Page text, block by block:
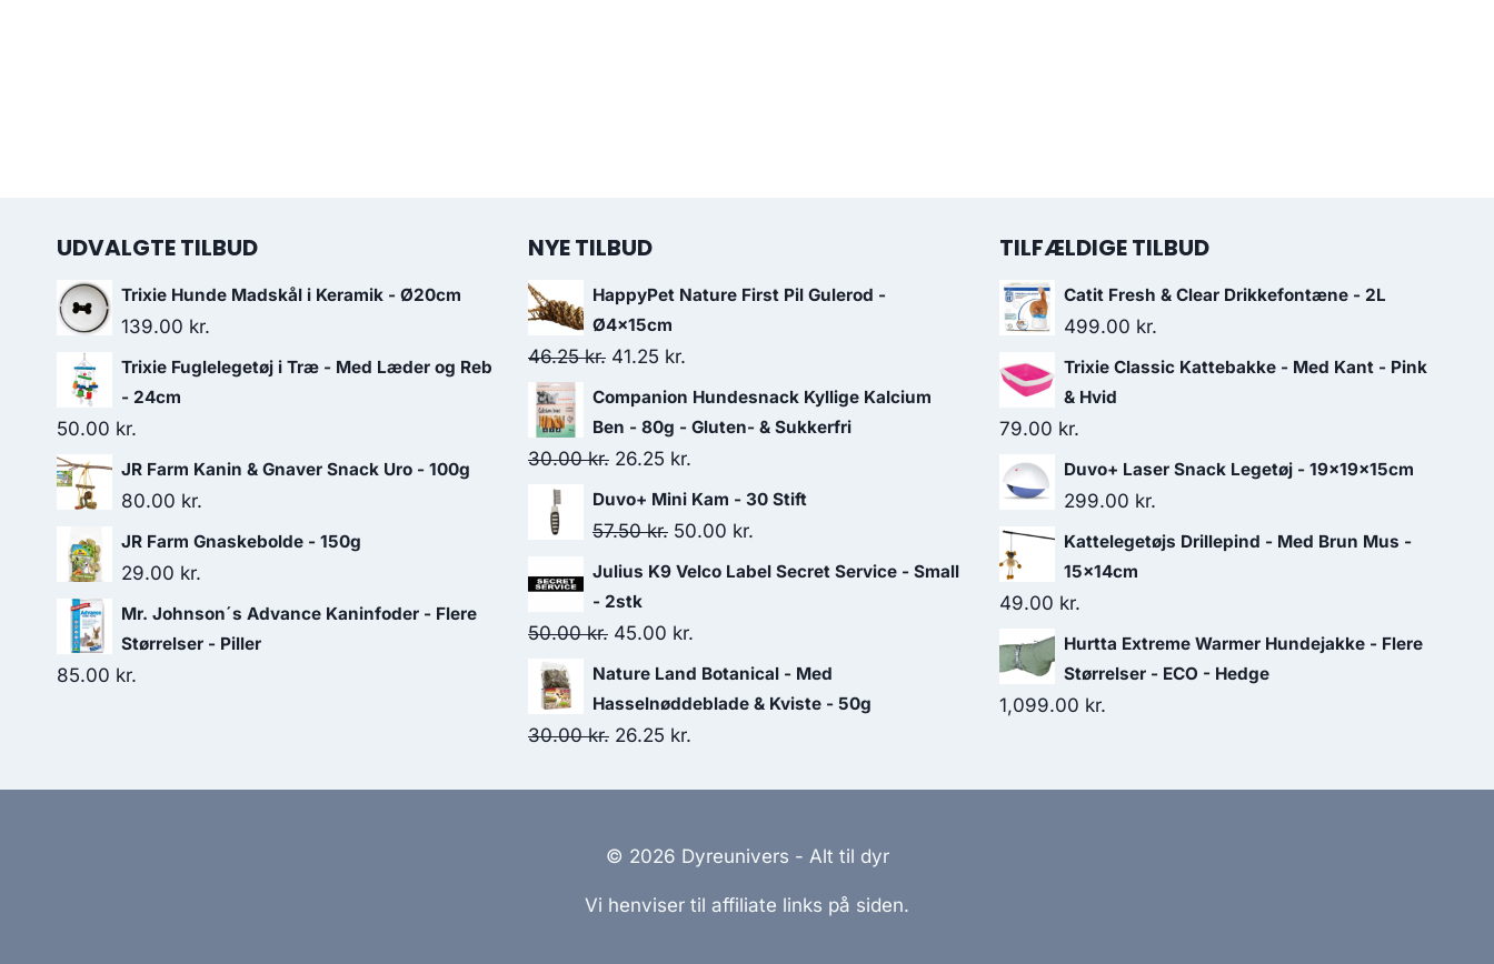
UDVALGTE TILBUD
Trixie Hunde Madskål i Keramik - Ø20cm
139.00 kr.
Trixie Fuglelegetøj i Træ - Med Læder og Reb
- 24cm
50.00 kr.
JR Farm Kanin & Gnaver Snack Uro - 100g
80.00 kr.
JR Farm Gnaskebolde - 150g
29.00 kr.
Mr. Johnson´s Advance Kaninfoder - Flere
Størrelser - Piller
85.00 kr.
NYE TILBUD
HappyPet Nature First Pil Gulerod -
Ø4x15cm
46.25kr. Den
oprindelige
pris
var:
46.25 kr..
41.25 kr.
aktuelle
pris
er:
41.25 kr..
Companion Hundesnack Kyllige Kalcium
Ben - 80g - Gluten- & Sukkerfri
30.00kr. Den
oprindelige
pris
30.00 kr..
26.25 kr.
aktuelle
pris
Duvo+ Mini Kam - 30 Stift
57.50kr. Den
oprindelige
var:
57.50 kr..
50.00 kr.
aktuelle
50.00 kr..
Julius K9 Velco Label Secret Service - Small
- 2stk
50.00kr. Den
oprindelige
pris
var:
45.00 kr.
aktuelle
pris
Nature Land Botanical - Med
Hasselnøddeblade & Kviste - 50g
30.00kr. Den
30.00 kr..
26.25 kr.
26.25 kr..
TILFÆLDIGE TILBUD
Catit Fresh & Clear Drikkefontæne - 2L
499.00 kr.
Trixie Classic Kattebakke - Med Kant - Pink
& Hvid
79.00 kr.
Duvo+ Laser Snack Legetøj - 19x19x15cm
299.00 kr.
Kattelegetøjs Drillepind - Med Brun Mus -
15x14cm
49.00 kr.
Hurtta Extreme Warmer Hundejakke - Flere
Størrelser - ECO - Hedge
1,099.00 kr.
© 2026 Dyreunivers - Alt til dyr
Vi henviser til affiliate links på siden.